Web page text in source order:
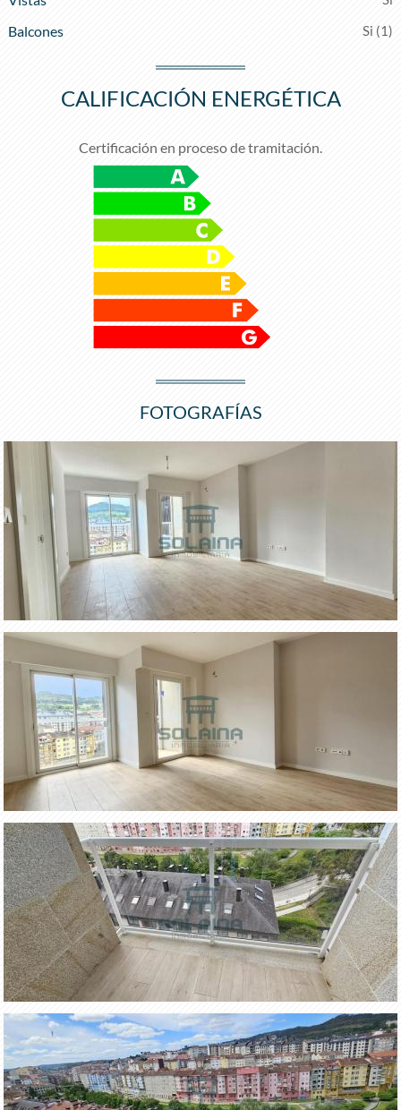
Balcones
(1)
CALIFICACIÓN ENERGÉTICA
Certificación en proceso de tramitación.
FOTOGRAFÍAS